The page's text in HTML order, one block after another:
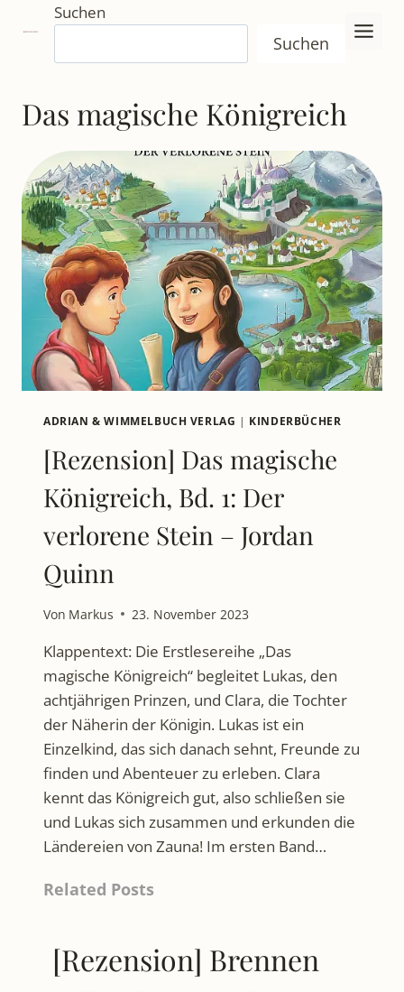
Inhalt
springen
Suchen
Suchen
Das magische Königreich
ADRIAN & WIMMELBUCH VERLAG | KINDERBÜCHER
[Rezension] Das magische
Königreich, Bd. 1: Der
verlorene Stein – Jordan
Quinn
Von Markus 23. November 2023
Klappentext: Die Erstlesereihe „Das
magische Königreich“ begleitet Lukas, den
achtjährigen Prinzen, und Clara, die Tochter
der Näherin der Königin. Lukas ist ein
Einzelkind, das sich danach sehnt, Freunde zu
finden und Abenteuer zu erleben. Clara
kennt das Königreich gut, also schließen sie
und Lukas sich zusammen und erkunden die
Ländereien von Zauna! Im ersten Band…
Related Posts
[Rezension] Brennen